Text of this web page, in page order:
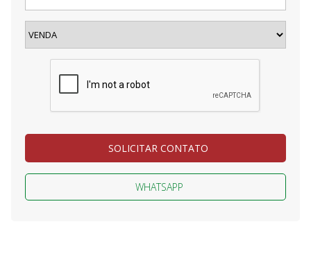
SOLICITAR CONTATO
WHATSAPP